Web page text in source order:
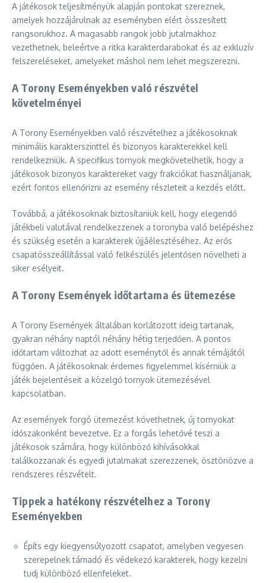
A játékosok teljesítményük alapján pontokat szereznek,
amelyek hozzájárulnak az eseményben elért összesített
rangsorukhoz. A magasabb rangok jobb jutalmakhoz
vezethetnek, beleértve a ritka karakterdarabokat és az exkluzív
felszereléseket, amelyeket máshol nem lehet megszerezni.
A Torony Eseményekben való részvétel
követelményei
A Torony Eseményekben való részvételhez a játékosoknak
minimális karakterszinttel és bizonyos karakterekkel kell
rendelkezniük. A specifikus tornyok megkövetelhetik, hogy a
játékosok bizonyos karaktereket vagy frakciókat használjanak,
ezért fontos ellenőrizni az esemény részleteit a kezdés előtt.
Továbbá, a játékosoknak biztosítaniuk kell, hogy elegendő
játékbeli valutával rendelkezzenek a toronyba való belépéshez
és szükség esetén a karakterek újjáélesztéséhez. Az erős
csapatösszeállítással való felkészülés jelentősen növelheti a
siker esélyeit.
A Torony Események időtartama és ütemezése
A Torony Események általában korlátozott ideig tartanak,
gyakran néhány naptól néhány hétig terjedően. A pontos
időtartam változhat az adott eseménytől és annak témájától
függően. A játékosoknak érdemes figyelemmel kísérniük a
játék bejelentéseit a közelgő tornyok ütemezésével
kapcsolatban.
Az események forgó ütemezést követhetnek, új tornyokat
időszakonként bevezetve. Ez a forgás lehetővé teszi a
játékosok számára, hogy különböző kihívásokkal
találkozzanak és egyedi jutalmakat szerezzenek, ösztönözve a
rendszeres részvételt.
Tippek a hatékony részvételhez a Torony
Eseményekben
Építs egy kiegyensúlyozott csapatot, amelyben vegyesen
szerepelnek támadó és védekező karakterek, hogy kezelni
tudj különböző ellenfeleket.